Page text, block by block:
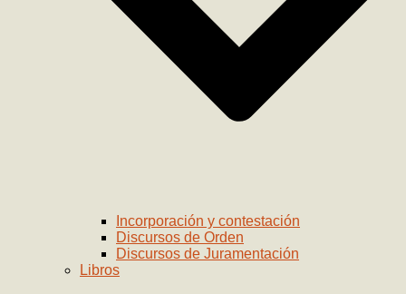
Incorporación y contestación
Discursos de Orden
Discursos de Juramentación
Libros